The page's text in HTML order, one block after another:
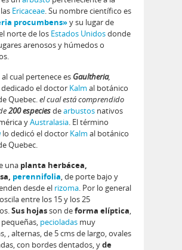
Ericaceae. Su nombre científico es
procumbens»y su lugar de
norte de los Estados Unidosdonde
arenosos y húmedos o
al cual pertenece es Gaultheria,
el doctor Kalm al botánico
Quebec.el cual está comprendido
200 especiesdearbustos nativos
yAustralasia. El término
lo dedicó el doctor Kalm al botánico
Quebec.
una planta herbácea,
perennifolia, de porte bajo y
desde el rizoma. Por lo general
entre los 15 y los 25
Sus hojasson deforma elíptica,
pecioladas muy
, alternas, de 5 cms de largo, ovales
con bordes dentados, yde